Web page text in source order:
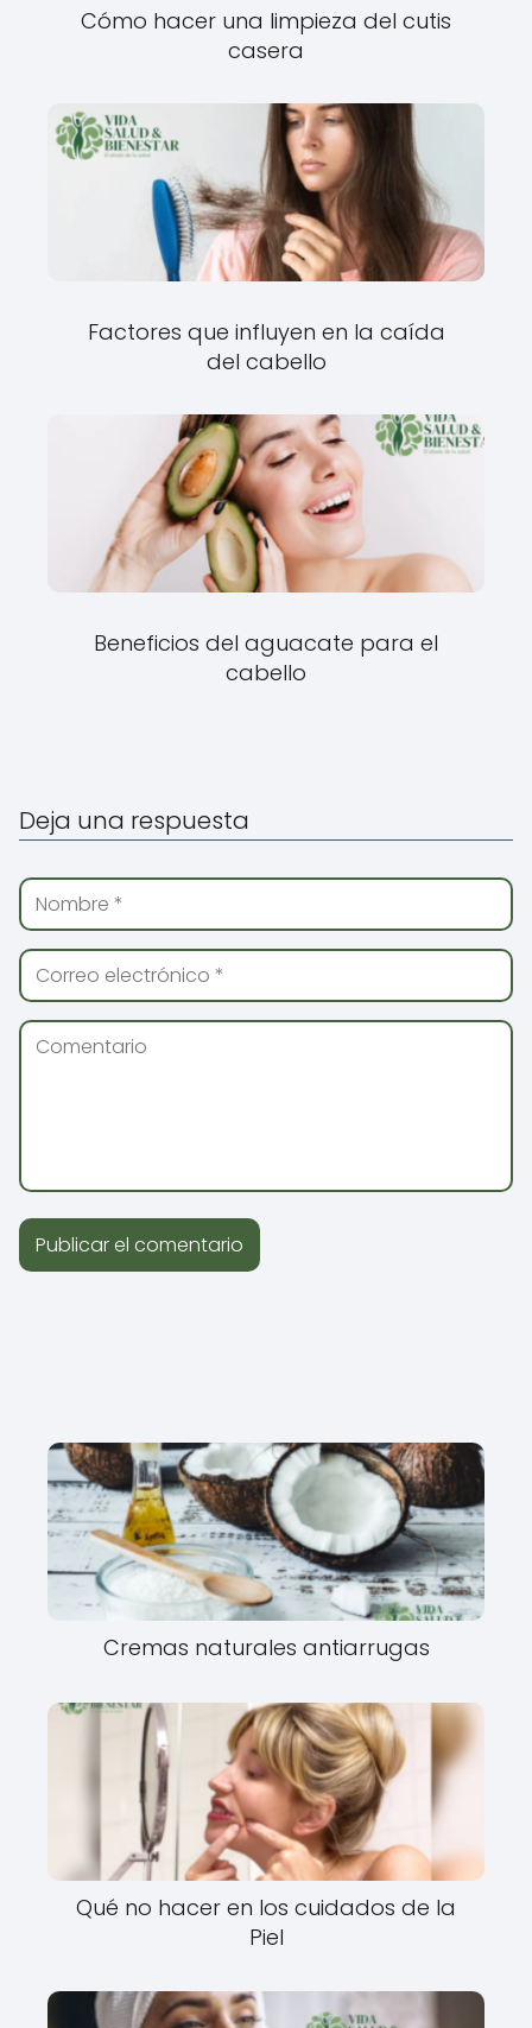
Cómo hacer una limpieza del cutis
casera
Factores que influyen en la caída
del cabello
Beneficios del aguacate para el
cabello
Deja una respuesta
Cremas naturales antiarrugas
Qué no hacer en los cuidados de la
Piel